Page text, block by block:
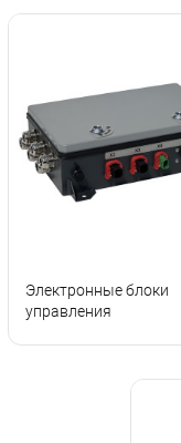
Электронные блоки
управления